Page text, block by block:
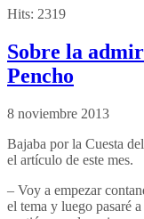
Hits: 2319
Sobre la
Pencho
8 noviembre 2013
Bajaba por la Cuesta
el artículo de este mes.
– Voy a empezar
el tema y luego pasaré